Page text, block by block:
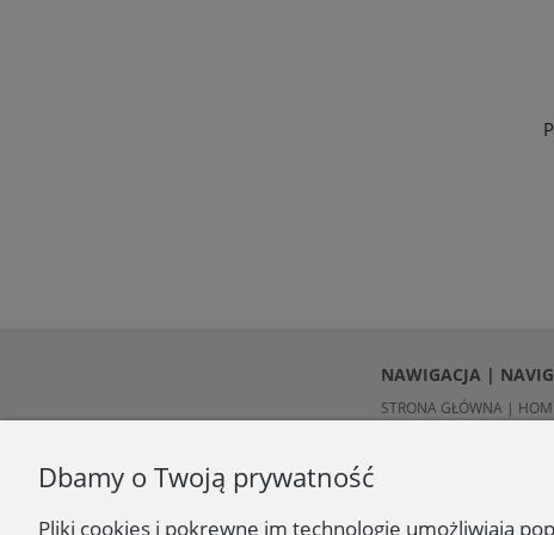
NAWIGACJA |
STRONA GŁÓWNA |
Dbamy o Twoją prywatność
Pliki cookies i pokrewne im technologie umożliwiają